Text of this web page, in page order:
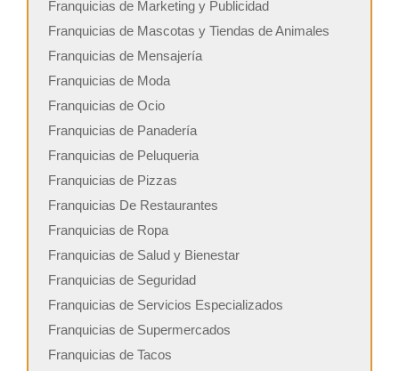
Franquicias de Marketing y Publicidad
Franquicias de Mascotas y Tiendas de Animales
Franquicias de Mensajería
Franquicias de Moda
Franquicias de Ocio
Franquicias de Panadería
Franquicias de Peluqueria
Franquicias de Pizzas
Franquicias De Restaurantes
Franquicias de Ropa
Franquicias de Salud y Bienestar
Franquicias de Seguridad
Franquicias de Servicios Especializados
Franquicias de Supermercados
Franquicias de Tacos